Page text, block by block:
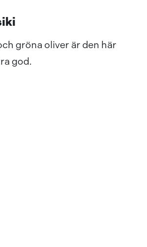
gröna oliver är den här
god.